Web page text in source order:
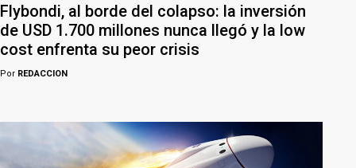
Flybondi, al borde del colapso: la inversión
de USD 1.700 millones nunca llegó y la low
cost enfrenta su peor crisis
Por REDACCION